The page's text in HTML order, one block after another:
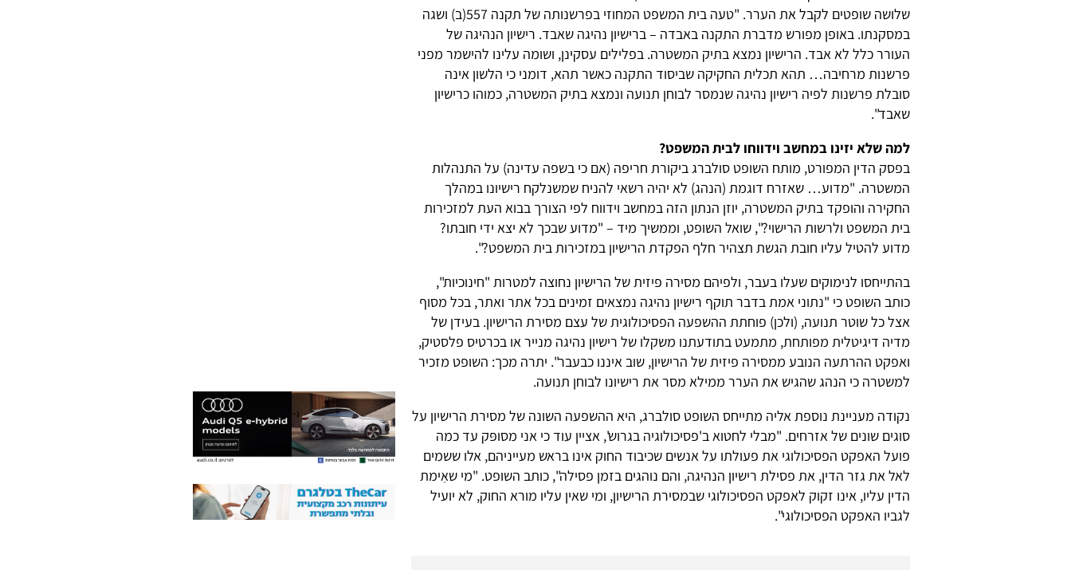
שלושה שופטים לקבל את הערר. "טעה בית המשפט המחוזי בפרשנותה של תקנה 557(ב) ושגה
במסקנתו. באופן מפורש מדברת התקנה באבדה – ברישיון נהיגה שאבד. רישיון הנהיגה של
העורר כלל לא אבד. הרישיון נמצא בתיק המשטרה. בפלילים עסקינן, ושומה עלינו להישמר מפני
פרשנות מרחיבה… תהא תכלית החקיקה שביסוד התקנה כאשר תהא, דומני כי הלשון אינה
סובלת פרשנות לפיה רישיון נהיגה שנמסר לבוחן תנועה ונמצא בתיק המשטרה, כמוהו כרישיון
שאבד".
למה שלא יזינו במחשב וידווחו לבית המשפט?
בפסק הדין המפורט, מותח השופט סולברג ביקורת חריפה (אם כי בשפה עדינה) על התנהלות
המשטרה. "מדוע… שאזרח דוגמת (הנהג) לא יהיה רשאי להניח שמשנלקח רישיונו במהלך
החקירה והופקד בתיק המשטרה, יוזן הנתון הזה במחשב וידווח לפי הצורך בבוא העת למזכירות
בית המשפט ולרשות הרישוי?", שואל השופט, וממשיך מיד – "מדוע שבכך לא יצא ידי חובתו?
מדוע להטיל עליו חובת הגשת תצהיר חלף הפקדת הרישיון במזכירות בית המשפט?".
בהתייחסו לנימוקים שעלו בעבר, ולפיהם מסירה פיזית של הרישיון נחוצה למטרות "חינוכיות",
כותב השופט כי "נתוני אמת בדבר תוקף רישיון נהיגה נמצאים זמינים בכל אתר ואתר, בכל מסוף
אצל כל שוטר תנועה, (ולכן) פוחתת ההשפעה הפסיכולוגית של עצם מסירת הרישיון. בעידן של
מדיה דיגיטלית מפותחת, מתמעט בתודעתנו משקלו של רישיון נהיגה מנייר או בכרטיס פלסטיק,
ואפקט ההרתעה הנובע ממסירה פיזית של הרישיון, שוב איננו כבעבר". יתרה מכך: השופט מזכיר
למשטרה כי הנהג שהגיש את הערר ממילא מסר את רישיונו לבוחן תנועה.
נקודה מעניינת נוספת אליה מתייחס השופט סולברג, היא ההשפעה השונה של מסירת הרישיון על
סוגים שונים של אזרחים. "מבלי לחטוא ב'פסיכולוגיה בגרוש', אציין עוד כי אני מסופּק עד כמה
פועל האפקט הפסיכולוגי את פעולתו על אנשים שכיבוד החוק אינו בראש מעייניהם, אלו ששמים
לאל את גזר הדין, את פסילת רישיון הנהיגה, והם נוהגים בזמן פסילה", כותב השופט. "מי שאֵימת
הדין עליו, אינו זקוק לאפקט הפסיכולוגי שבמסירת הרישיון, ומי שאין עליו מורא החוק, לא יועיל
לגביו האפקט הפסיכולוגי".